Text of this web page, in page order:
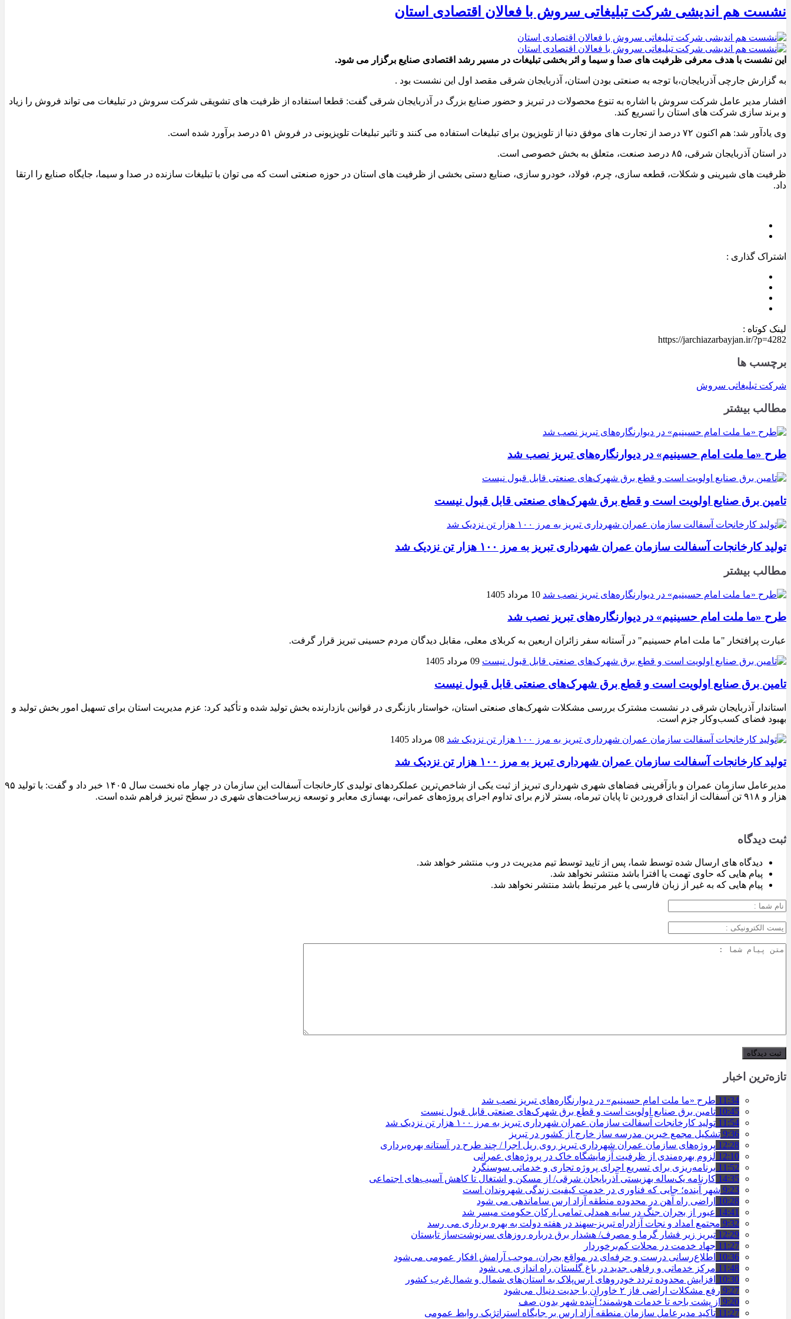
نشست هم اندیشی شرکت تبلیغاتی سروش با فعالان اقتصادی استان
این نشست با هدف معرفی ظرفیت های صدا و سیما و اثر بخشی تبلیغات در مسیر رشد اقتصادی صنایع برگزار می شود.
به گزارش جارچی آذربایجان،با توجه به صنعتی بودن استان، آذربایجان شرقی مقصد اول این نشست بود .
افشار مدیر عامل شرکت سروش با اشاره به تنوع محصولات در تبریز و حضور صنایع بزرگ در آذربایجان شرقی گفت: قطعا استفاده از ظرفیت های تشویقی شرکت سروش در تبلیغات می تواند فروش را زیاد
و برند سازی شرکت های استان را تسریع کند.
وی یادآور شد: هم اکنون ۷۲ درصد از تجارت های موفق دنیا از تلویزیون برای تبلیغات استفاده می کنند و تاثیر تبلیغات تلویزیونی در فروش ۵۱ درصد برآورد شده است.
در استان آذربایجان شرقی، ۸۵ درصد صنعت، متعلق به بخش خصوصی است.
ظرفیت های شیرینی و شکلات، قطعه سازی، چرم، فولاد، خودرو سازی، صنایع دستی بخشی از ظرفیت های استان در حوزه صنعتی است که می توان با تبلیغات سازنده در صدا و سیما، جایگاه صنایع را ارتقا
داد.
اشتراک گذاری :
لینک کوتاه :
https://jarchiazarbayjan.ir/?p=4282
برچسب ها
شرکت تبلیغاتی سروش
مطالب بیشتر
طرح «ما ملت امام حسینیم» در دیوارنگاره‌های تبریز نصب شد
تامین برق صنایع اولویت است و قطع برق شهرک‌های صنعتی قابل قبول نیست
تولید کارخانجات آسفالت سازمان عمران شهرداری تبریز به مرز ۱۰۰ هزار تن نزدیک شد
مطالب بیشتر
10 مرداد 1405
طرح «ما ملت امام حسینیم» در دیوارنگاره‌های تبریز نصب شد
عبارت پرافتخار "ما ملت امام حسینیم" در آستانه سفر زائران اربعین به کربلای معلی، مقابل دیدگان مردم حسینی تبریز قرار گرفت.
09 مرداد 1405
تامین برق صنایع اولویت است و قطع برق شهرک‌های صنعتی قابل قبول نیست
استاندار آذربایجان شرقی در نشست مشترک بررسی مشکلات شهرک‌های صنعتی استان، خواستار بازنگری در قوانین بازدارنده بخش تولید شده و تأکید کرد: عزم مدیریت استان برای تسهیل امور بخش تولید و
بهبود فضای کسب‌وکار جزم است.
08 مرداد 1405
تولید کارخانجات آسفالت سازمان عمران شهرداری تبریز به مرز ۱۰۰ هزار تن نزدیک شد
مدیرعامل سازمان عمران و بازآفرینی فضاهای شهری شهرداری تبریز از ثبت یکی از شاخص‌ترین عملکردهای تولیدی کارخانجات آسفالت این سازمان در چهار ماه نخست سال ۱۴۰۵ خبر داد و گفت: با تولید ۹۵
هزار و ۹۱۸ تن آسفالت از ابتدای فروردین تا پایان تیرماه، بستر لازم برای تداوم اجرای پروژه‌های عمرانی، بهسازی معابر و توسعه زیرساخت‌های شهری در سطح تبریز فراهم شده است.
ثبت دیدگاه
دیدگاه های ارسال شده توسط شما، پس از تایید توسط تیم مدیریت در وب منتشر خواهد شد.
پیام هایی که حاوی تهمت یا افترا باشد منتشر نخواهد شد.
پیام هایی که به غیر از زبان فارسی یا غیر مرتبط باشد منتشر نخواهد شد.
تازه‌ترین اخبار
11:34 طرح «ما ملت امام حسینیم» در دیوارنگاره‌های تبریز نصب شد
10:45 تامین برق صنایع اولویت است و قطع برق شهرک‌های صنعتی قابل قبول نیست
11:54 تولید کارخانجات آسفالت سازمان عمران شهرداری تبریز به مرز ۱۰۰ هزار تن نزدیک شد
9:36 تشکیل مجمع خیرین مدرسه ‌ساز خارج از کشور در تبریز
12:28 پروژه‌های سازمان عمران شهرداری تبریز روی ریل اجرا / چند طرح در آستانه بهره‌برداری
12:10 لزوم بهره‌مندی از ظرفیت آزمایشگاه خاک در پروژه‌های عمرانی
11:52 برنامه‌ریزی برای تسریع اجرای پروژه تجاری و خدماتی سوسنگرد
14:35 کارنامه یک‌ساله بهزیستی آذربایجان شرقی/ از مسکن و اشتغال تا کاهش آسیب‌های اجتماعی
9:23 شهر آینده؛ جایی که فناوری در خدمت کیفیت زندگی شهروندان است
10:28 اراضی راه آهن در محدوده منطقه آزاد ارس ساماندهی می شود
14:41 عبور از بحران جنگ در سایه همدلی تمامی ارکان حکومت میسر شد
9:32 مجتمع امداد و نجات آزادراه تبریز-سهند در هفته دولت به بهره ‌برداری می‌ رسد
12:29 تبریز زیر فشار گرما و مصرف/ هشدار برق درباره روزهای سرنوشت‌ساز تابستان
11:27 جهاد خدمت در محلات کم‌برخوردار
10:36 اطلاع‌رسانی درست و حرفه‌ای در مواقع بحران، موجب آرامش افکار عمومی می‌شود
11:48 مرکز خدماتی و رفاهی جدید در باغ گلستان راه اندازی می شود
10:30 افزایش محدوده تردد خودروهای ارس‌پلاک به استان‌های شمال و شمال‌غرب کشور
9:27 رفع مشکلات اراضی فاز ۲ خاوران با جدیت دنبال می‌شود
9:20 از پشت باجه تا خدمات هوشمند؛ آینده شهر بدون صف
11:27 تأکید مدیرعامل سازمان منطقه آزاد ارس بر جایگاه استراتژیک روابط عمومی